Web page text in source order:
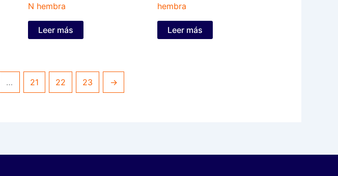
N hembra
Leer más
hembra
Leer más
… 21 22 23 →